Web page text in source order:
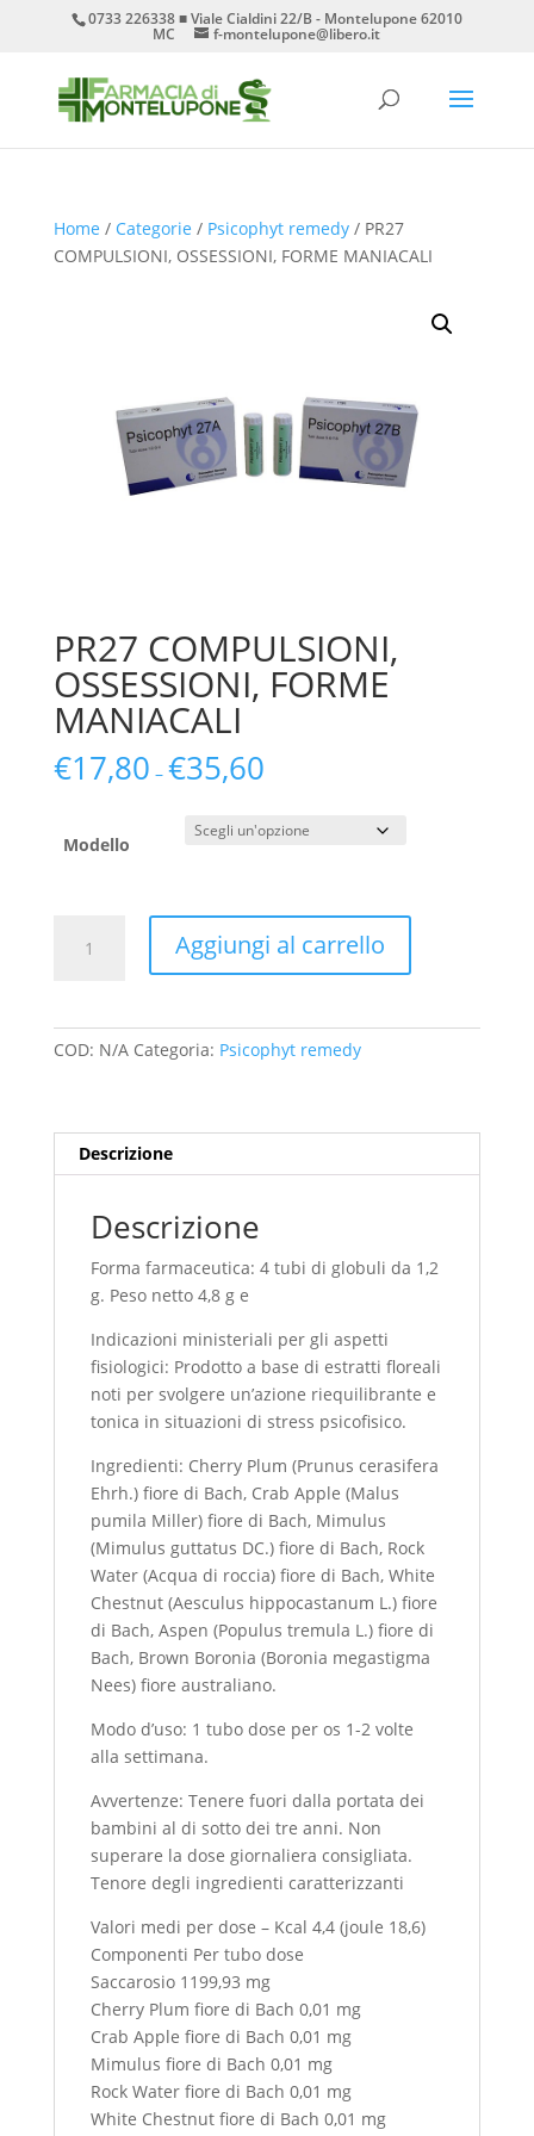
0733 226338 ■ Viale Cialdini 22/B - Montelupone 62010
MC f-montelupone@libero.it
Home / Categorie / Psicophyt remedy/ PR27
COMPULSIONI, OSSESSIONI, FORME MANIACALI
PR27 COMPULSIONI,
OSSESSIONI, FORME
MANIACALI
€17,80 – €35,60
Modello
COMPULSIONI,
OSSESSIONI,
Aggiungi al carrello
COD: N/A Categoria: Psicophyt remedy
Descrizione
Descrizione
Forma farmaceutica: 4 tubi di globuli da 1,2
g. Peso netto 4,8 g e
Indicazioni ministeriali per gli aspetti
fisiologici: Prodotto a base di estratti floreali
noti per svolgere un’azione riequilibrante e
tonica in situazioni di stress psicofisico.
Ingredienti: Cherry Plum (Prunus cerasifera
Ehrh.) fiore di Bach, Crab Apple (Malus
pumila Miller) fiore di Bach, Mimulus
(Mimulus guttatus DC.) fiore di Bach, Rock
Water (Acqua di roccia) fiore di Bach, White
Chestnut (Aesculus hippocastanum L.) fiore
di Bach, Aspen (Populus tremula L.) fiore di
Bach, Brown Boronia (Boronia megastigma
Nees) fiore australiano.
Modo d’uso: 1 tubo dose per os 1-2 volte
alla settimana.
Avvertenze: Tenere fuori dalla portata dei
bambini al di sotto dei tre anni. Non
superare la dose giornaliera consigliata.
Tenore degli ingredienti caratterizzanti
Valori medi per dose – Kcal 4,4 (joule 18,6)
Componenti Per tubo dose
Saccarosio 1199,93 mg
Cherry Plum fiore di Bach 0,01 mg
Crab Apple fiore di Bach 0,01 mg
Mimulus fiore di Bach 0,01 mg
Rock Water fiore di Bach 0,01 mg
White Chestnut fiore di Bach 0,01 mg